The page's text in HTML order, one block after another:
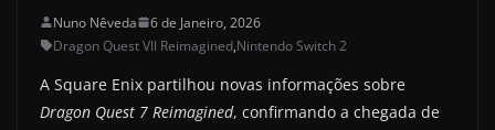
Nuno Nêveda
6 de Janeiro, 2026
Dragon Quest VII Reimagined,Nintendo Switch 2
A Square Enix partilhou novas informações sobre
Dragon Quest 7 Reimagined, confirmando a chegada de